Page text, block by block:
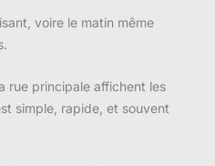
voire le matin même
rue principale affichent les
simple, rapide, et souvent